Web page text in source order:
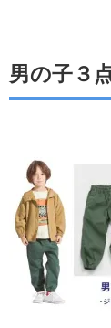
男の子３